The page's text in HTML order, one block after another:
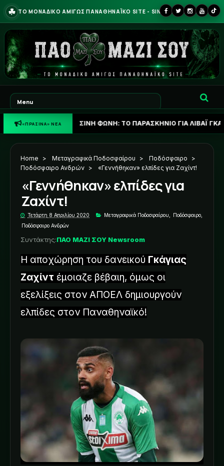
☘ ΤΟ ΜΟΝΑΔΙΚΟ ΑΜΙΓΩΣ ΠΑΝΑΘΗΝΑΪΚΟ SITE - SINCE 2013
«ΠΡΑΣΙΝΑ» ΝΕΑ
ΠΡΑΣΙΝΗ ΦΩΝΗ: ΤΟ ΠΑΡΑΣΚΗΝΙΟ ΓΙΑ ΛΙΒΑΪ ΓΚΑΡΣΙΑ ΚΑΙ ΤΟ
Home > Μεταγραφικά Ποδοσφαίρου > Ποδόσφαιρο
>
Ποδόσφαιρο Ανδρών > «Γεννήθηκαν» ελπίδες για Ζαχίντ!
«Γεννήθηκαν» ελπίδες για
Ζαχίντ!
Τετάρτη 8 Απριλίου 2020 Μεταγραφικά Ποδοσφαίρου Ποδόσφαιρο
Ποδόσφαιρο Ανδρών
Συντάκτης:ΠΑΟ ΜΑΖΙ ΣΟΥ Newsroom
Η αποχώρηση του δανεικού Γκάγιας
Ζαχίντ έμοιαζε βέβαιη, όμως οι
εξελίξεις στον ΑΠΟΕΛ δημιουργούν
ελπίδες στον Παναθηναϊκό!